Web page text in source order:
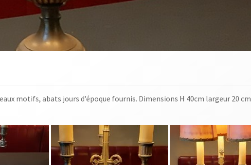
motifs, abats jours d’époque fournis. Dimensions H 40cm largeur 20 cm